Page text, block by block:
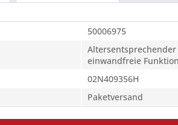
50006975
Altersentsprechender
einwandfreie
02N409356H
Paketversand